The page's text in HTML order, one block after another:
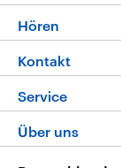
Programm
Die
Neue
Hören
Podcasts
Kontakt
Service
FAQ
Über uns